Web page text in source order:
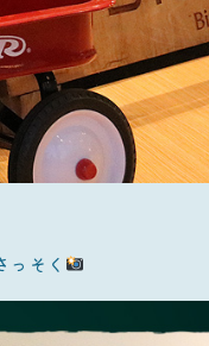
そく